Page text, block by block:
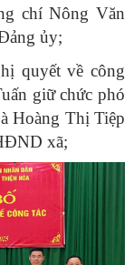
chí Nông Văn
ủy;
quyết về công
giữ chức phó
Hoàng Thị Tiệp
xã;